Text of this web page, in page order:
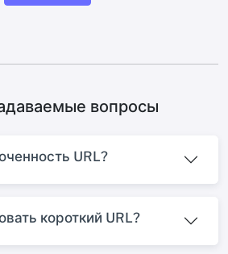
вопросы
URL?
короткий URL?